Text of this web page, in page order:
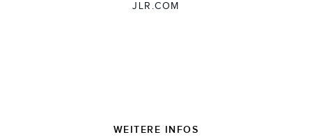
JLR.COM
WEITERE INFOS